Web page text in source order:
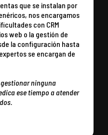
que se instalan por
nos encargamos
con CRM
web o la gestión de
la configuración hasta
se encargan de
ninguna
ese tiempo a atender